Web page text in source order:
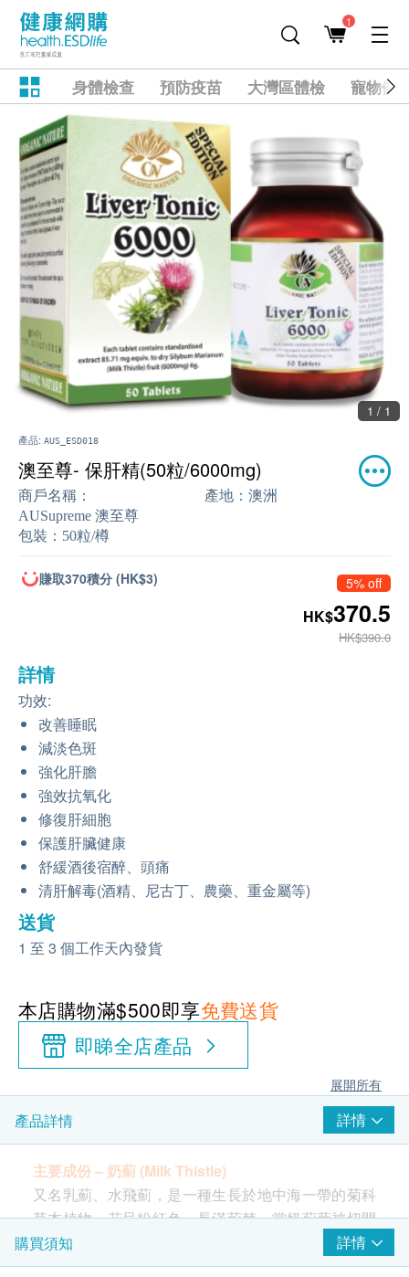
1
身體檢查 預防疫苗 大灣區體檢 寵物健
1 / 1
產品: AUS_ESD018
澳至尊- 保肝精(50粒/6000mg)
商戶名稱：
AUSupreme 澳至尊
產地： 澳洲
包裝： 50粒/樽
賺取370積分 (HK$3) 5% off
HK$370.5
HK$390.0
詳情
功效:
改善睡眠
減淡色斑
強化肝膽
強效抗氧化
修復肝細胞
保護肝臟健康
舒緩酒後宿醉、頭痛
清肝解毒(酒精、尼古丁、農藥、重金屬等)
送貨
1 至 3 個工作天內發貨
本店購物滿$500即享免費送貨
即睇全店產品
展開所有
產品詳情 詳情
主要成份 – 奶薊 (Milk Thistle)
又名乳薊、水飛薊，是一種生長於地中海一帶的菊科
草本植物，花呈粉紅色，長滿荊棘。當奶薊葉被切開
後，會有白色的乳汁流出，這就是奶薊名字的由來 。
奶薊的護肝用途在歐洲已有數千年的記載。其主要有
購買須知 詳情